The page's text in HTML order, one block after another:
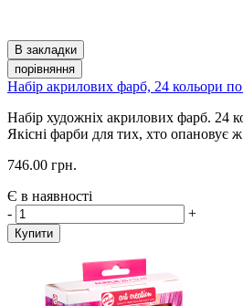
В закладки
порівняння
Набір акрилових фарб, 24 кольори
Набір художніх акрилових фарб. 24
Якісні фарби для тих, хто опановує
746.00 грн.
Є в наявності
-
+
Купити